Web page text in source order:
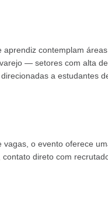
aprendiz contemplam
— setores com alta
a estudantes
vagas, o evento oferece
contato direto com